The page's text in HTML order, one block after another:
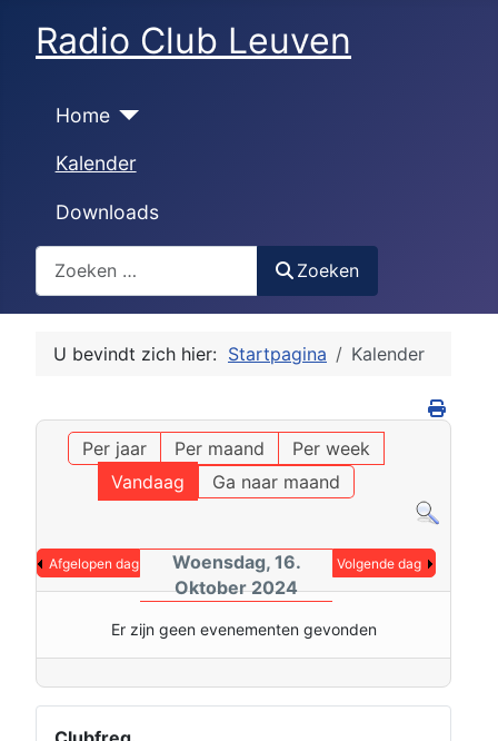
Radio Club Leuven
Home
Kalender
Downloads
Zoeken
Zoeken
U bevindt zich hier: Startpagina Kalender
Per jaar Per maand
Per week
Vandaag
Ga naar maand
Afgelopen dag
Woensdag, 16.
Oktober 2024
Volgende dag
Er zijn geen evenementen gevonden